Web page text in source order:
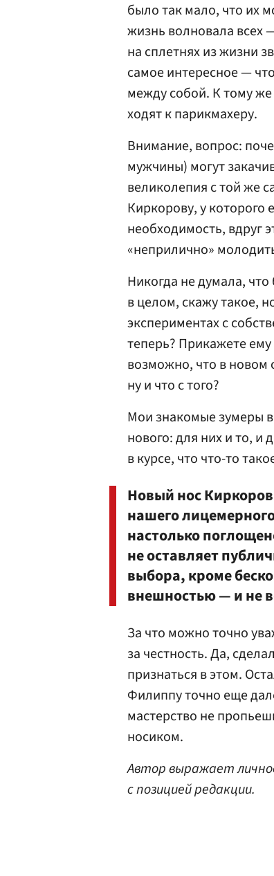
было так мало, что их
жизнь волновала всех
на сплетнях из жизни
самое интересное —
между собой. К тому же
ходят к парикмахеру.
Внимание, вопрос:
мужчины) могут
великолепия с той же
Киркорову, у которого
необходимость, вдруг
«неприлично»
Никогда не думала,
в целом, скажу такое,
экспериментах с
теперь? Прикажете
возможно, что в новом
ну и что с того?
Мои знакомые зумеры
нового: для них и то, и
в курсе, что что-то
Новый нос
нашего
настолько
не оставляет
выбора, кроме
внешностью — и не
За что можно точно
за честность. Да,
признаться в этом.
Филиппу точно еще
мастерство не
носиком.
Автор выражает
с позицией редакции.